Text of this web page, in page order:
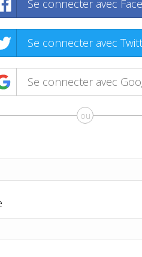
Se connecter avec
Se connecter avec
Se connecter avec
ou